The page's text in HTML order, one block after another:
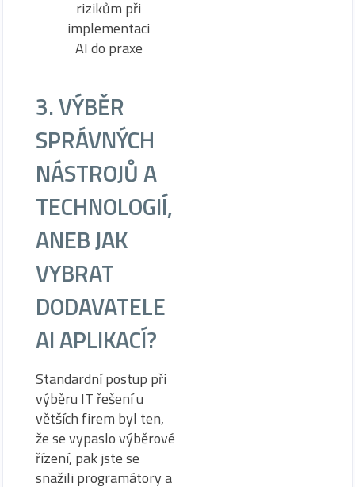
3. VÝBĚR
SPRÁVNÝCH
NÁSTROJŮ A
TECHNOLOGIÍ,
ANEB JAK
VYBRAT
DODAVATELE
AI APLIKACÍ?
Standardní postup při
výběru IT řešení u
větších firem byl ten,
že se vypaslo výběrové
řízení, pak jste se
snažili programátory a